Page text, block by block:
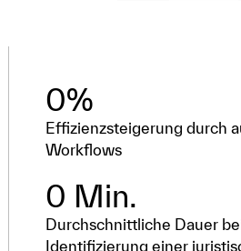
0%
Effizienzsteigerung durch
Workflows
0 Min.
Durchschnittliche Dauer
Identifizierung einer